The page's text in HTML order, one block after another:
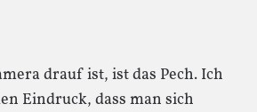
drauf ist, ist das Pech. Ich
Eindruck, dass man sich